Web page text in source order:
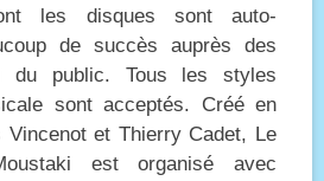
les disques sont auto-
de succès auprès des
du public. Tous les styles
sont acceptés. Créé en
Vincenot et Thierry Cadet, Le
est organisé avec